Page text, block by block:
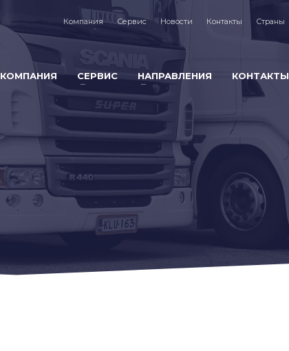
Компания Сервис Новости Контакты Страны
КОМПАНИЯ СЕРВИС НАПРАВЛЕНИЯ КОНТАКТЫ